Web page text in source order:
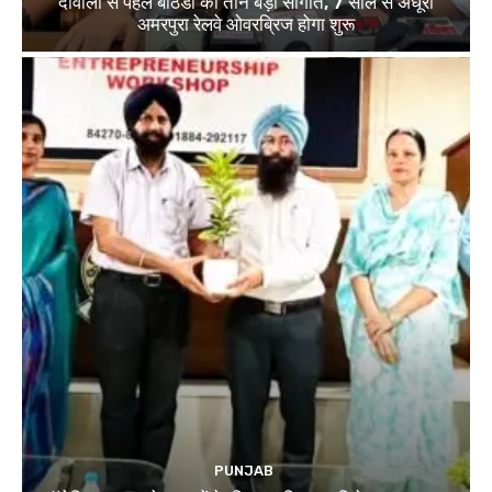
अमरपुरा रेलवे ओवरब्रिज होगा शुरू
PUNJAB